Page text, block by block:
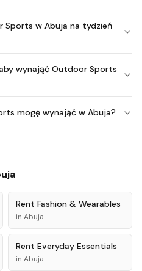
Sports w Abuja na tydzień
wynająć Outdoor Sports
mogę wynająć w Abuja?
Rent Fashion & Wearables
in Abuja
Rent Everyday Essentials
in Abuja